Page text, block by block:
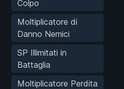
Colpo
Moltiplicatore di
Danno Nemici
SP Illimitati in
Battaglia
Moltiplicatore Perdita